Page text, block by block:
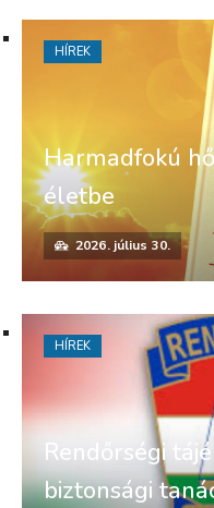
Harmadfokú
életbe
2026. július 30.
HÍREK
Rendőrségi
biztonsági
HÍREK